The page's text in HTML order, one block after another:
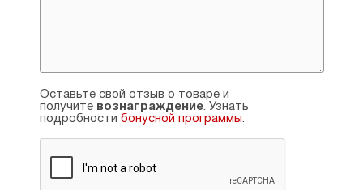
Оставьте свой отзыв о товаре и
получите вознаграждение. Узнать
подробности бонусной программы.